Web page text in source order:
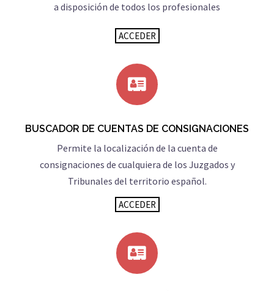
a disposición de todos los profesionales
ACCEDER
BUSCADOR DE CUENTAS DE CONSIGNACIONES
Permite la localización de la cuenta de
consignaciones de cualquiera de los Juzgados y
Tribunales del territorio español.
ACCEDER